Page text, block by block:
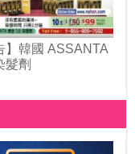
】韓國 ASSANTA
髮劑